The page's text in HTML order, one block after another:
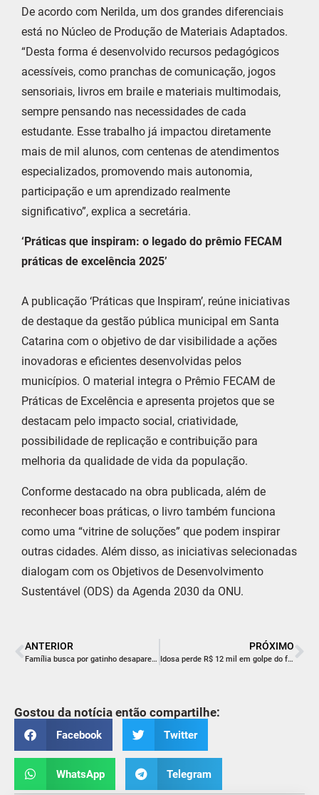
De acordo com Nerilda, um dos grandes diferenciais
está no Núcleo de Produção de Materiais Adaptados.
“Desta forma é desenvolvido recursos pedagógicos
acessíveis, como pranchas de comunicação, jogos
sensoriais, livros em braile e materiais multimodais,
sempre pensando nas necessidades de cada
estudante. Esse trabalho já impactou diretamente
mais de mil alunos, com centenas de atendimentos
especializados, promovendo mais autonomia,
participação e um aprendizado realmente
significativo”, explica a secretária.
‘Práticas que inspiram: o legado do prêmio FECAM
práticas de excelência 2025’
A publicação ‘Práticas que Inspiram’, reúne iniciativas
de destaque da gestão pública municipal em Santa
Catarina com o objetivo de dar visibilidade a ações
inovadoras e eficientes desenvolvidas pelos
municípios. O material integra o Prêmio FECAM de
Práticas de Excelência e apresenta projetos que se
destacam pelo impacto social, criatividade,
possibilidade de replicação e contribuição para
melhoria da qualidade de vida da população.
Conforme destacado na obra publicada, além de
reconhecer boas práticas, o livro também funciona
como uma “vitrine de soluções” que podem inspirar
outras cidades. Além disso, as iniciativas selecionadas
dialogam com os Objetivos de Desenvolvimento
Sustentável (ODS) da Agenda 2030 da ONU.
ANTERIOR
Família busca por gatinho desaparecido e pede ajuda da comunidade
PRÓXIMO
Idosa perde R$ 12 mil em golpe do falso INSS após ligação e chamada de vídeo
Gostou da notícia então compartilhe:
Facebook Twitter
WhatsApp Telegram